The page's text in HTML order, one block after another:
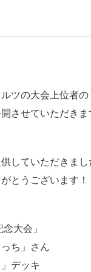
ツの大会上位者の
させていただきま
していただきまし
とうございます！
大会」
ち」さん
デッキ